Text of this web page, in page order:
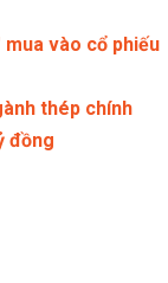
vào cổ phiếu
thép chính
đồng